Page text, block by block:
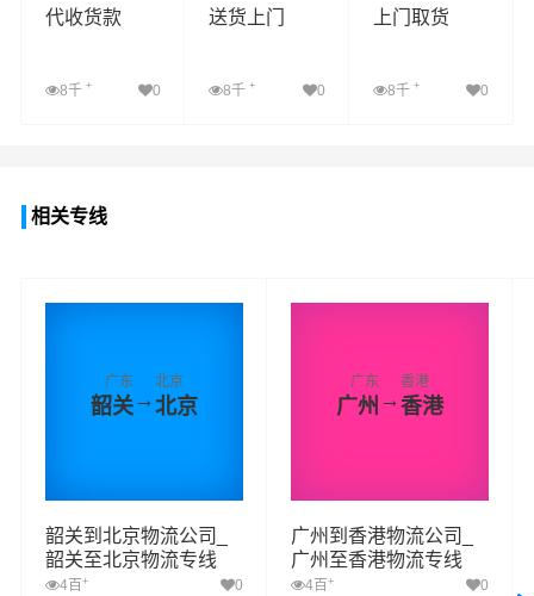
代收货款
8千 + 0
送货上门
8千+ 0
上门取货
8千 + 0
相关专线
广东
韶关→
北京
北京
韶关到北京物流公司_
韶关至北京物流专线
4百 + 0
广东
广州 →
香港
香港
广州到香港物流公司_
广州至香港物流专线
4百 + 0